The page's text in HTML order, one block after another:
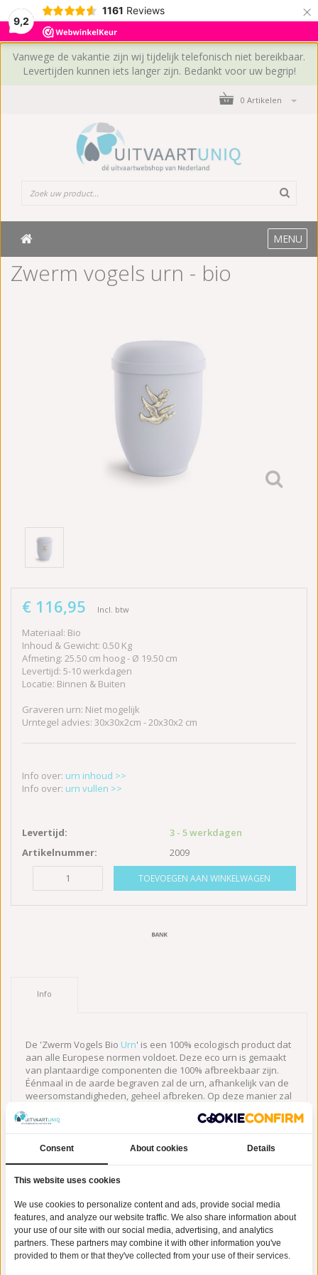
9,2
1161 Reviews ×
Vanwege de vakantie zijn wij tijdelijk telefonisch niet bereikbaar.
Levertijden kunnen iets langer zijn. Bedankt voor uw begrip!
0 Artikelen
MENU
Zwerm vogels urn - bio
€ 116,95 Incl. btw
Materiaal: Bio
Inhoud & Gewicht: 0.50 Kg
Afmeting: 25.50 cm hoog - Ø 19.50 cm
Levertijd: 5-10 werkdagen
Locatie: Binnen & Buiten
Graveren urn: Niet mogelijk
Urntegel advies: 30x30x2cm - 20x30x2 cm
Info over: urn inhoud >>
Info over: urn vullen >>
Levertijd:
3 - 5 werkdagen
Artikelnummer:
2009
TOEVOEGEN AAN WINKELWAGEN
Info
De 'Zwerm Vogels Bio Urn' is een 100% ecologisch product dat
aan alle Europese normen voldoet. Deze eco urn is gemaakt
van plantaardige componenten die 100% afbreekbaar zijn.
Éénmaal in de aarde begraven zal de urn, afhankelijk van de
weersomstandigheden, geheel afbreken. Op deze manier zal
de natuur, zonder schade te veroorzaken aan het milieu: een
mooi en symbolisch gebaar. De 'Zwerm Vogels Bio Urn' heeft
een zachtgrijze kleur en is voorzien van een prachtige
geschikt voor het bewaren van een gedeelte of de volledige
hoeveelheid as van uw overleden dierbare. U kunt er ook
voor kiezen om deze unieke urn in eerste instantie een mooi
plekje in huis te geven, alvorens u de urn gaat begraven in de
aarde. Afscheid nemen hoeft dus niet meteen, u kiest zelf het
juiste moment uit.
Consent About cookies Details
This website uses cookies
We use cookies to personalize content and ads, provide social media
features, and analyze our website traffic. We also share information about
your use of our site with our social media, advertising, and analytics
partners. These partners may combine it with other information you've
provided to them or that they've collected from your use of their services.